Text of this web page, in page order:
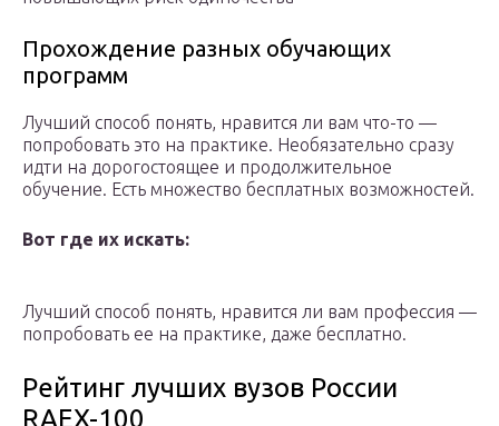
Прохождение разных обучающих
программ
Лучший способ понять, нравится ли вам что-то —
попробовать это на практике. Необязательно сразу
идти на дорогостоящее и продолжительное
обучение. Есть множество бесплатных возможностей.
Вот где их искать:
Лучший способ понять, нравится ли вам профессия —
попробовать ее на практике, даже бесплатно.
Рейтинг лучших вузов России
RAEX-100